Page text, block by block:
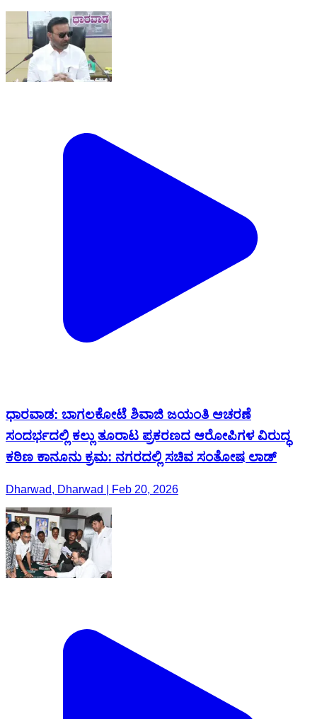
ಧಾರವಾಡ: ಬಾಗಲಕೋಟೆ ಶಿವಾಜಿ ಜಯಂತಿ ಆಚರಣೆ
ಸಂದರ್ಭದಲ್ಲಿ ಕಲ್ಲು ತೂರಾಟ ಪ್ರಕರಣದ ಆರೋಪಿಗಳ ವಿರುದ್ಧ
ಕಠಿಣ ಕಾನೂನು ಕ್ರಮ: ನಗರದಲ್ಲಿ ಸಚಿವ ಸಂತೋಷ ಲಾಡ್
Dharwad, Dharwad | Feb 20, 2026